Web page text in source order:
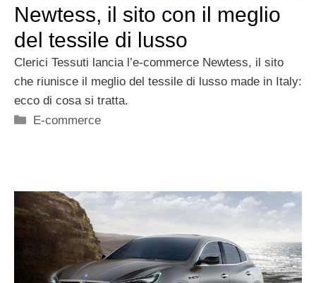
Newtess, il sito con il meglio
del tessile di lusso
Clerici Tessuti lancia l’e-commerce Newtess, il sito
che riunisce il meglio del tessile di lusso made in Italy:
ecco di cosa si tratta.
Categorie
E-commerce